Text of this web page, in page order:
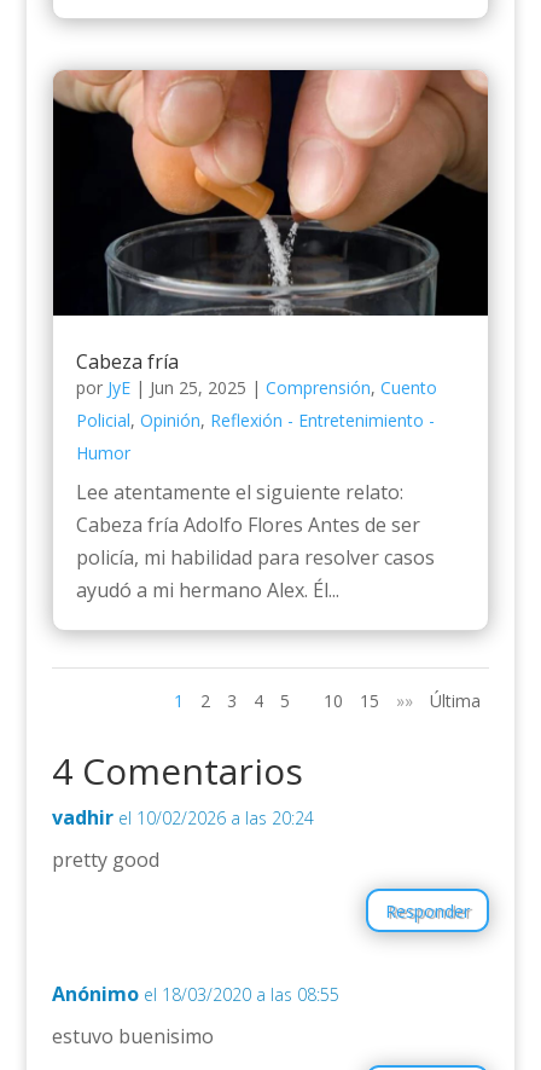
Cabeza fría
por JyE| Jun 25, 2025 | Comprensión, Cuento
Policial, Opinión, Reflexión - Entretenimiento -
Humor
Lee atentamente el siguiente relato:
Cabeza fría Adolfo Flores Antes de ser
policía, mi habilidad para resolver casos
ayudó a mi hermano Alex. Él...
1 2 3 4 5 10 15 »» Última
4 Comentarios
vadhir el 10/02/2026 a las 20:24
pretty good
Responder
Anónimo el 18/03/2020 a las 08:55
estuvo buenisimo